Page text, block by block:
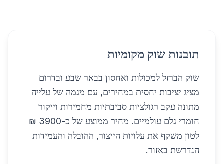
תובנות שוק מקומיות
שוק הברזל למכולות ואחסון בבאר שבע ובדרום
מציג יציבות יחסית במחירים, עם מגמה של עלייה
מתונה עקב רגולציות סביבתיות מחמירות וייקור
חומרי גלם עולמיים. מחיר ממוצע של כ-3900 ₪
לטון משקף את עלויות הייצור, ההובלה והעמידות
הנדרשת באזור.